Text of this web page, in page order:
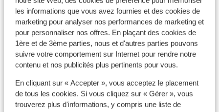
les informations que vous avez fournies et des cookies de
marketing pour analyser nos performances de marketing et
pour personnaliser nos offres. En plaçant des cookies de
1ère et de 3ème parties, nous et d'autres parties pouvons
suivre votre comportement sur Internet pour rendre notre
contenu et nos publicités plus pertinents pour vous.
En cliquant sur « Accepter », vous acceptez le placement
de tous les cookies. Si vous cliquez sur « Gérer », vous
trouverez plus d'informations, y compris une liste de
À proximité
Distance du centre-ville: environ 200 mètres
Distance jusqu'au distributeur d'argent environ
200 mètres
Distance jusqu'aux pistes de ski environ 100
mètres